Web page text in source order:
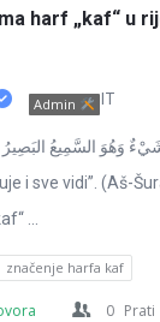
harf „kaf“ u
Admin IT
i sve vidi”. (Aš-
...
značenje harfa kaf
0 Prati